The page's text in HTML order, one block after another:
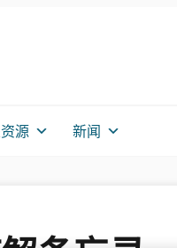
源 新闻